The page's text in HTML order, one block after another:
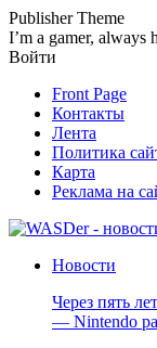
Publisher Theme
I’m a gamer, always
Войти
Front Page
Контакты
Лента
Политика
Карта
Реклама на
Новости
Через пять
— Nintendo